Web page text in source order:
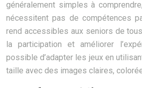
généralement simples à
nécessitent pas de compétences
rend accessibles aux seniors de
la participation et améliorer
possible d’adapter les jeux en
taille avec des images claires,